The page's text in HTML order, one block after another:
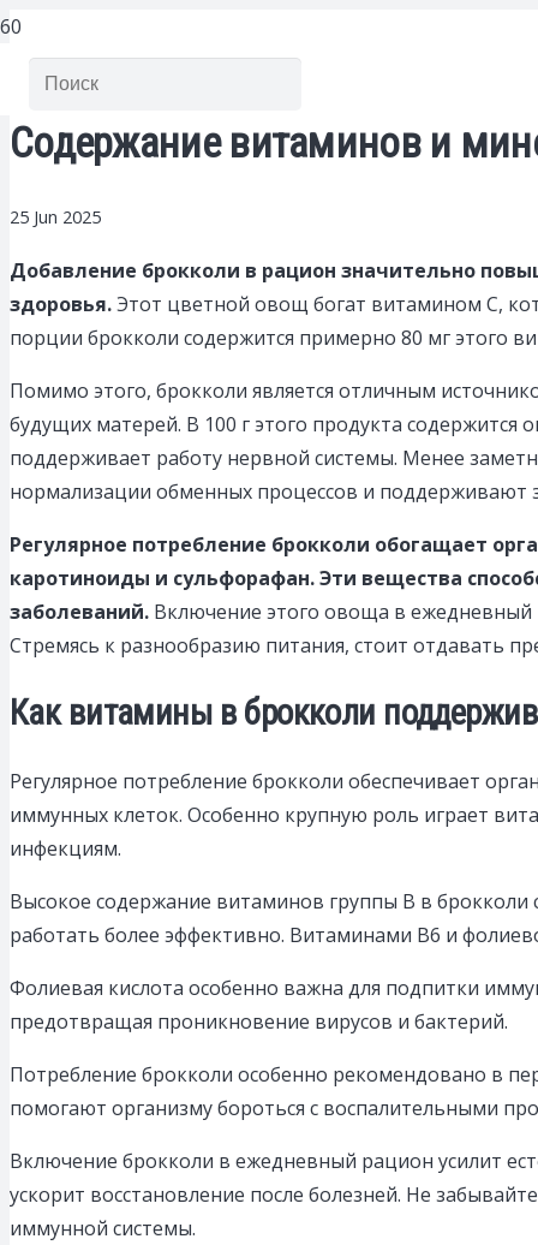
Содержание витаминов и
25 Jun 2025
Добавление брокколи в рацион значительно
здоровья.Этот цветной овощ богат витамином C,
порции брокколи содержится примерно 80 мг этого
Помимо этого, брокколи является отличным
будущих матерей. В 100 г этого продукта
поддерживает работу нервной системы. Менее
нормализации обменных процессов и поддерживают
Регулярное потребление брокколи обогащает
каротиноиды и сульфорафан. Эти вещества
заболеваний. Включение этого овоща в ежедневный
Стремясь к разнообразию питания, стоит отдавать
Как витамины в брокколи
Регулярное потребление брокколи обеспечивает
иммунных клеток. Особенно крупную роль играет
инфекциям.
Высокое содержание витаминов группы B в брокколи
работать более эффективно. Витаминами B6 и
Фолиевая кислота особенно важна для подпитки
предотвращая проникновение вирусов и бактерий.
Потребление брокколи особенно рекомендовано в
помогают организму бороться с воспалительными
Включение брокколи в ежедневный рацион усилит
ускорит восстановление после болезней. Не
иммунной системы.